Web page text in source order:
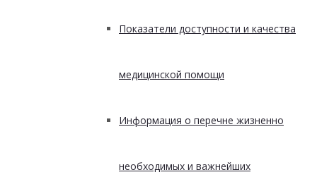
Показатели доступности и качества
медицинской помощи
Информация о перечне жизненно
необходимых и важнейших